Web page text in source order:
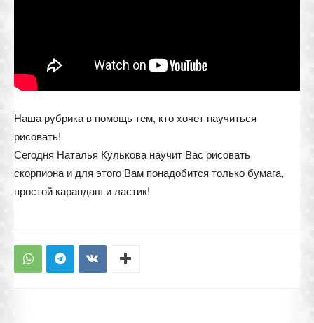
Наша рубрика в помощь тем, кто хочет научиться
рисовать!
Сегодня Наталья Кулькова научит Вас рисовать
скорпиона и для этого Вам понадобится только бумага,
простой карандаш и ластик!